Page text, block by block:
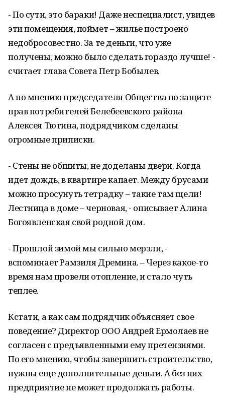
- По сути, это бараки! Даже неспециалист, увидев
эти помещения, поймет – жилье построено
недобросовестно. За те деньги, что уже
получены, можно было сделать гораздо лучше! -
считает глава Совета Петр Бобылев.
А по мнению председателя Общества по защите
прав потребителей Белебеевского района
Алексея Тютина, подрядчиком сделаны
огромные приписки.
- Стены не обшиты, не доделаны двери. Когда
идет дождь, в квартире капает. Между брусами
можно просунуть тетрадку – такие там щели!
Лестница в доме – черновая, - описывает Алина
Богоявленская свой родной дом.
- Прошлой зимой мы сильно мерзли, -
вспоминает Рамзиля Дремина. – Через какое-то
время нам провели отопление, и стало чуть
теплее.
Кстати, а как сам подрядчик объясняет свое
поведение? Директор ООО Андрей Ермолаев не
согласен с предъявленными ему претензиями.
По его мнению, чтобы завершить строительство,
нужны еще дополнительные деньги. А без них
предприятие не может продолжать работы.